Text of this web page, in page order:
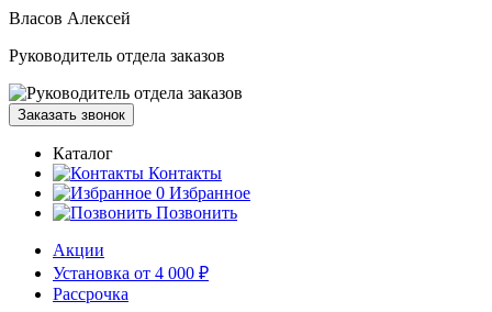
Власов Алексей
Руководитель отдела заказов
Заказать звонок
Каталог
Контакты
0 Избранное
Позвонить
Акции
Установка от 4 000 ₽
Рассрочка